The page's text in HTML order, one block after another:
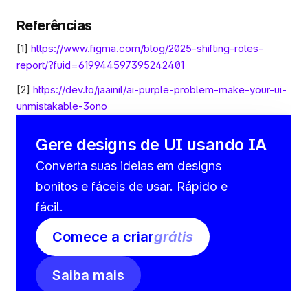
Referências
[1] https://www.figma.com/blog/2025-shifting-roles-
report/?fuid=619944597395242401
[2] https://dev.to/jaainil/ai-purple-problem-make-your-ui-
unmistakable-3ono
Gere designs de UI usando IA
Converta suas ideias em designs
bonitos e fáceis de usar. Rápido e
fácil.
Comece a criargrátis
Saiba mais